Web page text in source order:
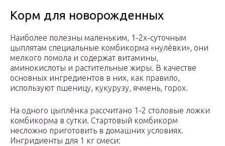
Корм для новорожденных
Наиболее полезны маленьким, 1-2х-суточным
цыплятам специальные комбикорма «нулёвки», они
мелкого помола и содержат витамины,
аминокислоты и растительные жиры. В качестве
основных ингредиентов в них, как правило,
используют пшеницу, кукурузу, ячмень, горох.
На одного цыплёнка рассчитано 1-2 столовые ложки
комбикорма в сутки. Стартовый комбикорм
несложно приготовить в домашних условиях.
Ингридиенты для 1 кг смеси: